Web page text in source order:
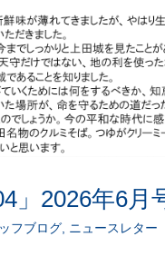
」2026年6月
フブログ, ニュースレター